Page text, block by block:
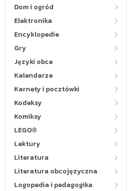
Dom i ogród
Elektronika
Encyklopedie
Gry
Języki obce
Kalendarze
Karnety i pocztówki
Kodeksy
Komiksy
LEGO®
Lektury
Literatura
Literatura obcojęzyczna
Logopedia i pedagogika